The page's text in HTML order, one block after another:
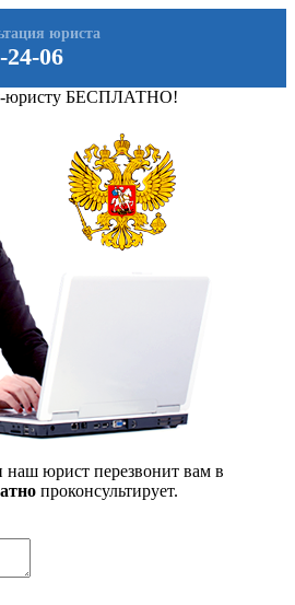
24-06
юриста
юристу БЕСПЛАТНО!
юрист перезвонит вам в
проконсультирует.